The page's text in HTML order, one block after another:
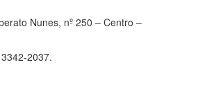
Nunes, nº 250 – Centro –
2037.